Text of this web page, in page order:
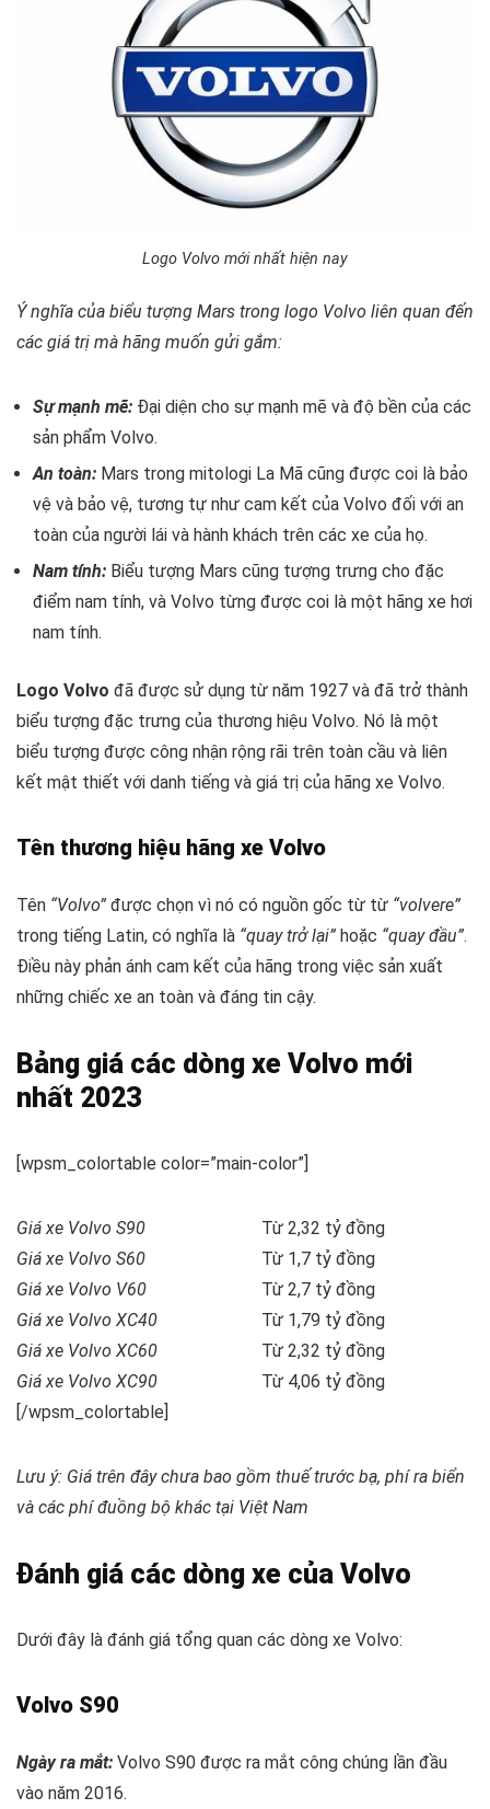
Logo Volvo mới nhất hiện nay
Ý nghĩa của biểu tượng Mars trong logo Volvo liên quan đến
các giá trị mà hãng muốn gửi gắm:
Sự mạnh mẽ: Đại diện cho sự mạnh mẽ và độ bền của các
sản phẩm Volvo.
An toàn: Mars trong mitologi La Mã cũng được coi là bảo
vệ và bảo vệ, tương tự như cam kết của Volvo đối với an
toàn của người lái và hành khách trên các xe của họ.
Nam tính: Biểu tượng Mars cũng tượng trưng cho đặc
điểm nam tính, và Volvo từng được coi là một hãng xe hơi
nam tính.
Logo Volvo đã được sử dụng từ năm 1927 và đã trở thành
biểu tượng đặc trưng của thương hiệu Volvo. Nó là một
biểu tượng được công nhận rộng rãi trên toàn cầu và liên
kết mật thiết với danh tiếng và giá trị của hãng xe Volvo.
Tên thương hiệu hãng xe Volvo
Tên “Volvo” được chọn vì nó có nguồn gốc từ từ “volvere”
trong tiếng Latin, có nghĩa là “quay trở lại” hoặc “quay đầu”.
Điều này phản ánh cam kết của hãng trong việc sản xuất
những chiếc xe an toàn và đáng tin cậy.
Bảng giá các dòng xe Volvo mới
nhất 2023
[wpsm_colortable color=”main-color”]
Giá xe Volvo S90
Từ 2,32 tỷ đồng
Giá xe Volvo S60
Từ 1,7 tỷ đồng
Giá xe Volvo V60
Từ 2,7 tỷ đồng
Giá xe Volvo XC40
Từ 1,79 tỷ đồng
Giá xe Volvo XC60
Từ 2,32 tỷ đồng
Giá xe Volvo XC90
Từ 4,06 tỷ đồng
[/wpsm_colortable]
Lưu ý: Giá trên đây chưa bao gồm thuế trước bạ, phí ra biển
và các phí đuồng bộ khác tại Việt Nam
Đánh giá các dòng xe của Volvo
Dưới đây là đánh giá tổng quan các dòng xe Volvo:
Volvo S90
Ngày ra mắt: Volvo S90 được ra mắt công chúng lần đầu
vào năm 2016.